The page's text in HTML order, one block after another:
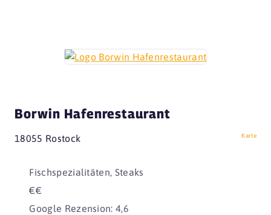
Borwin Hafenrestaurant
18055 Rostock Karte
Fischspezialitäten, Steaks
€€
Google Rezension: 4,6